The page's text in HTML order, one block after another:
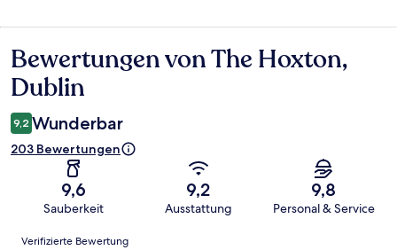
Bewertungen
Bewertungen von The Hoxton,
Dublin
9,2 Wunderbar
203 Bewertungen
9,6
Sauberkeit
9,2
Ausstattung
9,8
Personal & Service
Bewertungen
Verifizierte Bewertung